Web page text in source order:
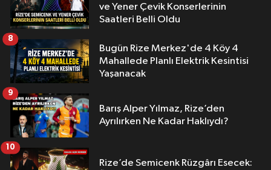
ve Yener Çevik Konserlerinin
Saatleri Belli Oldu
Bugün Rize Merkez'de 4 Köy 4
Mahallede Planlı Elektrik Kesintisi
Yaşanacak
8
Barış Alper Yılmaz, Rize’den
Ayrılırken Ne Kadar Haklıydı?
9
Rize’de Semicenk Rüzgârı Esecek:
10